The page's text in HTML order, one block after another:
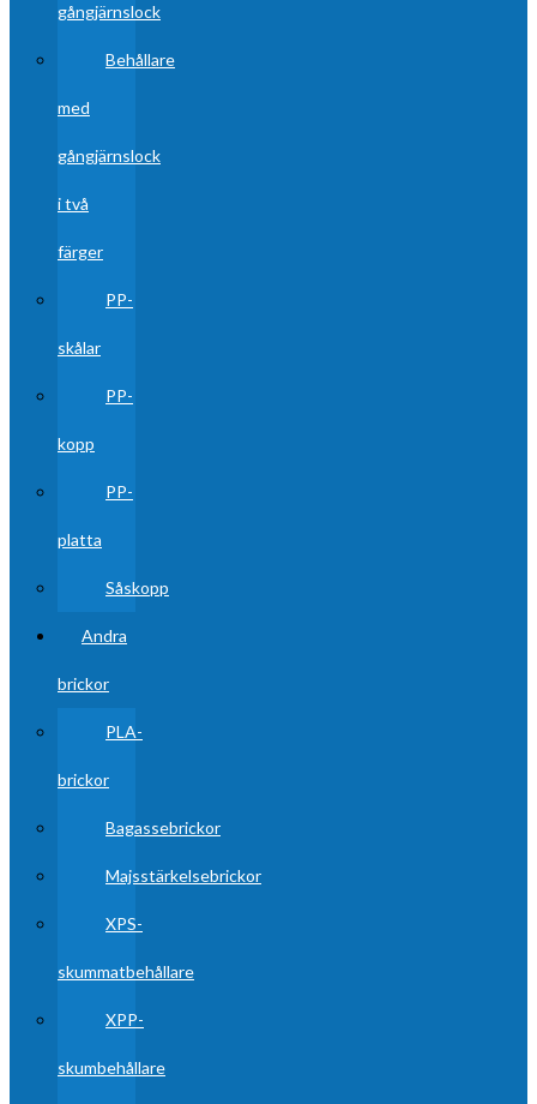
gångjärnslock
Behållare
med
gångjärnslock
i två
färger
PP-
skålar
PP-
kopp
PP-
platta
Såskopp
Andra
brickor
PLA-
brickor
Bagassebrickor
Majsstärkelsebrickor
XPS-
skummatbehållare
XPP-
skumbehållare